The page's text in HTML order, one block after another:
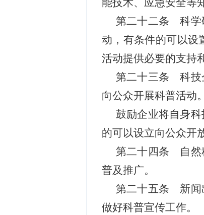
能技术、应急安全等
第二十二条 科学
动，有条件的可以设
活动提供必要的支持
第二十三条 科技
向公众开展科普活动。
鼓励企业将自身
的可以设立向公众开
第二十四条 自然
普及推广。
第二十五条 新闻
做好科普宣传工作。